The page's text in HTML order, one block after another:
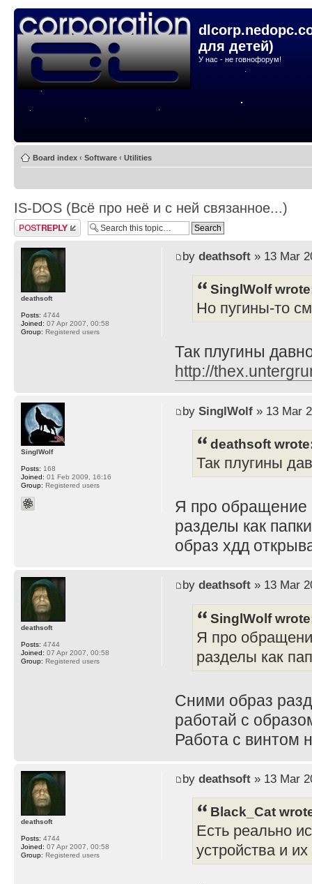
для детей)
У нас - не говнофорум!
Board index ‹ Software ‹ Utilities
IS-DOS (Всё про неё и с ней связанное...)
Post a reply
by deathsoft» 13 Mar
SinglWolf
Но пугины-то
Так плугины
http://
deathsoft
Posts: 4744
Joined: 07 Apr 2007, 00:58
Group: Registered users
by SinglWolf» 13 Mar
deathsoft
Так плугины
Я про обращение
разделы как
образ хдд
SinglWolf
Posts: 168
Joined: 01 Feb 2009, 16:16
Group: Registered users
by deathsoft» 13 Mar
SinglWolf
Я про
разделы как
Сними образ
работай с
Работа с винтом
deathsoft
Posts: 4744
Joined: 07 Apr 2007, 00:58
Group: Registered users
by deathsoft» 13 Mar
Black_Cat
Есть реально
устройства и
deathsoft
Posts: 4744
Joined: 07 Apr 2007, 00:58
Group: Registered users